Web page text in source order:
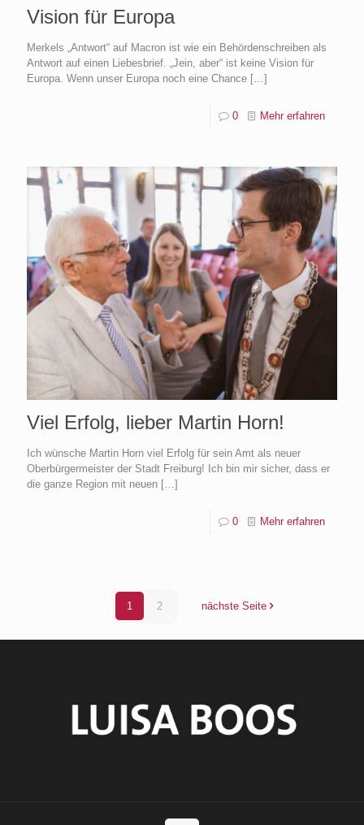
Vision für Europa
Merkels „Antwort“ auf Macron ist wie ein Behördenschreiben als
Antwort auf einen Liebesbrief. „Jein, aber“ ist keine Vision für
Europa. Wenn unser Europa noch eine Chance […]
0 Mehr erfahren
Viel Erfolg, lieber Martin Horn!
Ich wünsche Martin Horn viel Erfolg für sein Amt als neuer
Oberbürgermeister der Stadt Freiburg! Ich bin mir sicher, dass er
die ganze Region mit neuen […]
0 Mehr erfahren
1 2 nächste Seite